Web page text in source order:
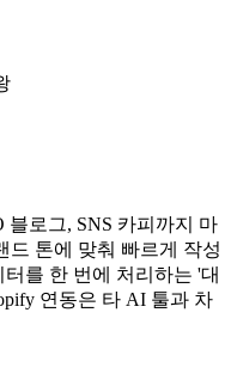
블로그, SNS 카피까지 마
드 톤에 맞춰 빠르게 작성
를 한 번에 처리하는 '대
연동은 타 AI 툴과 차